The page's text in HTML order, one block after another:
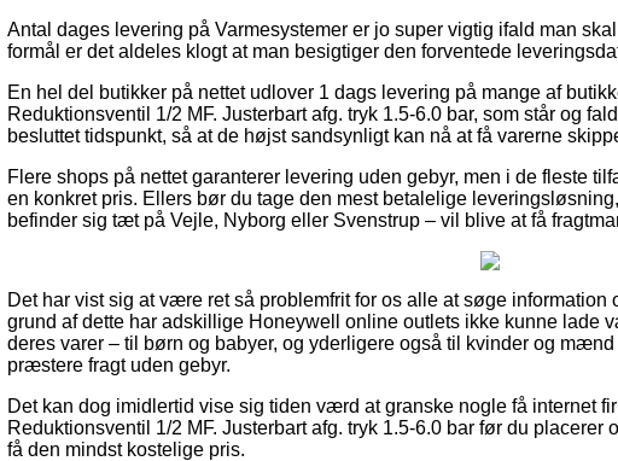
Antal dages levering på Varmesystemer er jo super vigtig ifald man
formål er det aldeles klogt at man besigtiger den forventede
En hel del butikker på nettet udlover 1 dags levering på mange af
Reduktionsventil 1/2 MF. Justerbart afg. tryk 1.5-6.0 bar, som står og
besluttet tidspunkt, så at de højst sandsynligt kan nå at få varerne
Flere shops på nettet garanterer levering uden gebyr, men i de fleste
en konkret pris. Ellers bør du tage den mest betalelige
befinder sig tæt på Vejle, Nyborg eller Svenstrup – vil blive at få
Det har vist sig at være ret så problemfrit for os alle at søge information
grund af dette har adskillige Honeywell online outlets ikke kunne lade
deres varer – til børn og babyer, og yderligere også til kvinder og
præstere fragt uden gebyr.
Det kan dog imidlertid vise sig tiden værd at granske nogle få internet
Reduktionsventil 1/2 MF. Justerbart afg. tryk 1.5-6.0 bar før du placerer
få den mindst kostelige pris.